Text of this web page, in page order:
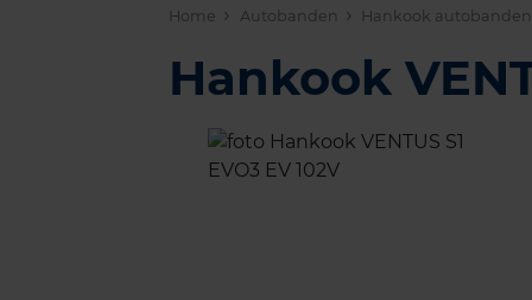
Home Autobanden Hankook autobanden
Hankook